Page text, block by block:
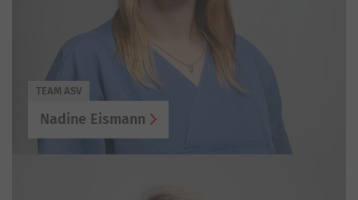
TEAM ASV
Nadine Eismann